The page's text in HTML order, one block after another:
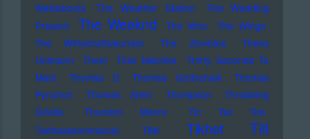
Walkabouts
The Weather Station
The Wedding
Present
The Weeknd The Who
The Wings
The Wirtschaftswunder
The Zombies
Thees
Uhlmann
Them Thilo Mischke
Thirty Seconds To
Mars
Thomas D Thomas Gottschalk
Thomas
Pynchon
Thomas Stein Thompson
Throbbing
Gristle
Thurston Moore
Tic Tac Toe
Tiefbasskommando TBK
Tikhet
Till